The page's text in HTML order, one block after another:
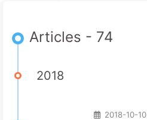
Articles - 74
2018
2018-10-10